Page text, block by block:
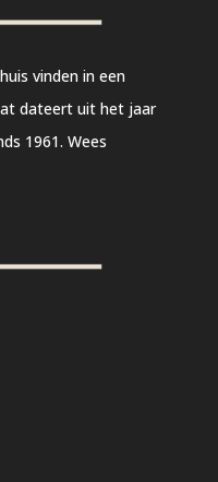
vinden in een
dateert uit het jaar
1961. Wees